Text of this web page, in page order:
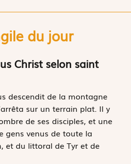
du jour
Christ selon saint
descendit de la montagne
sur un terrain plat. Il y
de ses disciples, et une
gens venus de toute la
et du littoral de Tyr et de